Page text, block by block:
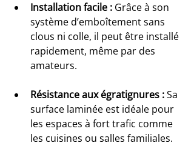
Installation facile : Grâce à son
système d’emboîtement sans
clous ni colle, il peut être installé
rapidement, même par des
amateurs.
Résistance aux égratignures : Sa
surface laminée est idéale pour
les espaces à fort trafic comme
les cuisines ou salles familiales.